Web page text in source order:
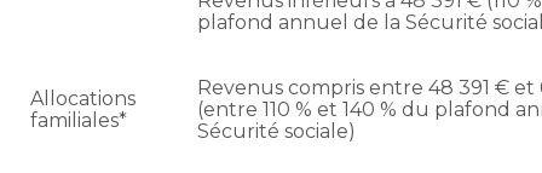
Allocations
familiales*
plafond annuel de la Sécurité
Revenus compris entre 48 391 € et
(entre 110 % et 140 % du plafond
Sécurité sociale)